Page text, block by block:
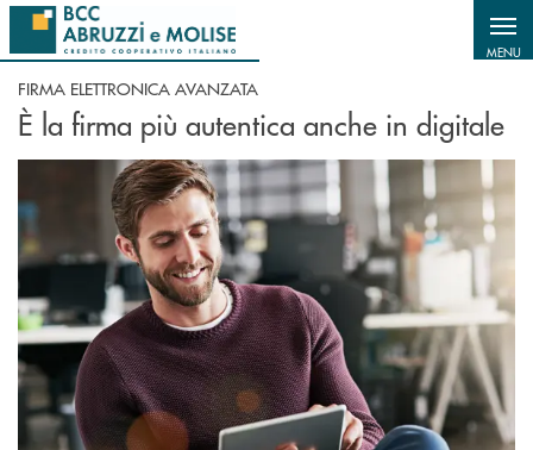
Salta al contenuto principale
MENU
FIRMA ELETTRONICA AVANZATA
È la firma più autentica anche in digitale